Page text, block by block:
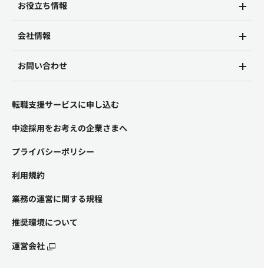
お役立ち情報
会社情報
お問い合わせ
転職支援サービスに申し込む
中途採用をお考えの企業さまへ
プライバシーポリシー
利用規約
業務の運営に関する規程
推奨環境について
運営会社